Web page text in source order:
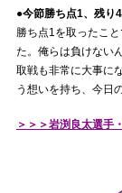
●今節勝ち点1、残り
勝ち点1を取ったこ
た。俺らは負けない
取戦も非常に大事に
う想いを持ち、今日
＞＞＞岩渕良太選手